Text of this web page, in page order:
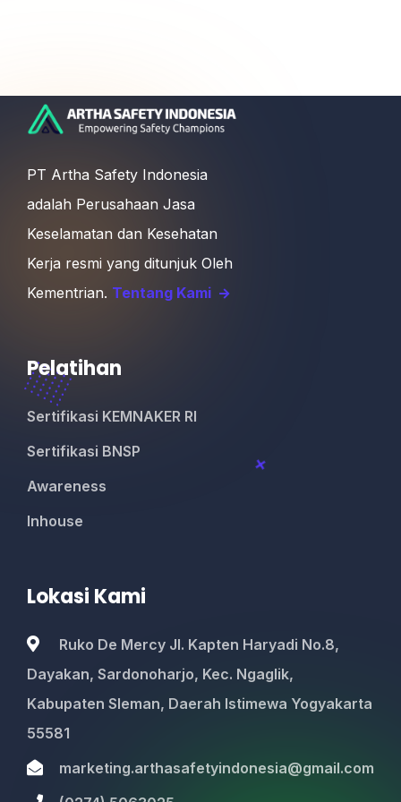
alumni mengembangkan jenjang karier di dunia
industri.
PT Artha Safety Indonesia
adalah Perusahaan Jasa
Keselamatan dan Kesehatan
Kerja resmi yang ditunjuk Oleh
Kementrian. Tentang Kami
Pelatihan
Sertifikasi KEMNAKER RI
Sertifikasi BNSP
Awareness
Inhouse
Lokasi Kami
Ruko De Mercy Jl. Kapten Haryadi No.8,
Dayakan, Sardonoharjo, Kec. Ngaglik,
Kabupaten Sleman, Daerah Istimewa Yogyakarta
55581
marketing.arthasafetyindonesia@gmail.com